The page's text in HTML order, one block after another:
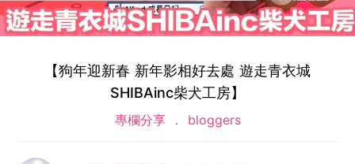
【狗年迎新春 新年影相好去處 遊走青衣城
SHIBAinc柴犬工房】
專欄分享 bloggers